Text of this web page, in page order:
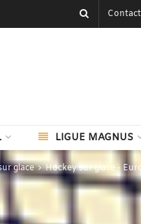
LIGUE MAGNUS
glace Hockey sur glace -